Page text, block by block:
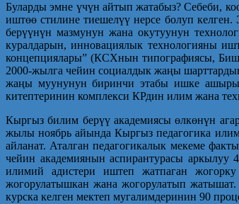
Буларды эмне үчүн айтып жатабыз? Себеби,
иштөө стилине тиешелүү нерсе болуп
берүүнүн мазмунун жана окутуунун
куралдарын, инновациялык технологияны
концепциялары” (КСХнын типографиясы,
2000-жылга чейин социалдык жаңы
жаңы муунунун биринчи этабы ишке
китептеринин комплекси КРдин илим жана
Кыргыз билим берүү академиясы өлкөнүн
жылы ноябрь айында Кыргыз педагогика
айланат. Аталган педагогикалык мекеме
чейин академиянын аспирантурасы аркылуу
илимий адистери иштеп жатпаган
жогорулатышкан жана жогорулатып
курска келген мектеп мугалимдери­нин 90